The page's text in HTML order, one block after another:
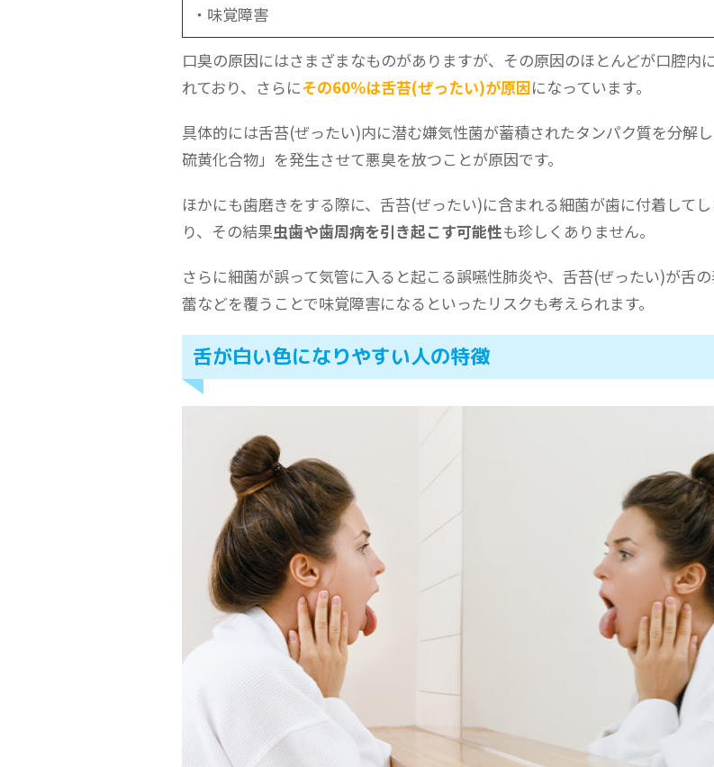
・味覚障害
口臭の原因にはさまざまなものがありますが、その原因のほとんどが口腔内
れており、さらにその60％は舌苔(ぜったい)が原因になっています。
具体的には舌苔(ぜったい)内に潜む嫌気性菌が蓄積されたタンパク質を分解
硫黄化合物」を発生させて悪臭を放つことが原因です。
ほかにも歯磨きをする際に、舌苔(ぜったい)に含まれる細菌が歯に付着して
り、その結果虫歯や歯周病を引き起こす可能性も珍しくありません。
さらに細菌が誤って気管に入ると起こる誤嚥性肺炎や、舌苔(ぜったい)が舌
蕾などを覆うことで味覚障害になるといったリスクも考えられます。
舌が白い色になりやすい人の特徴